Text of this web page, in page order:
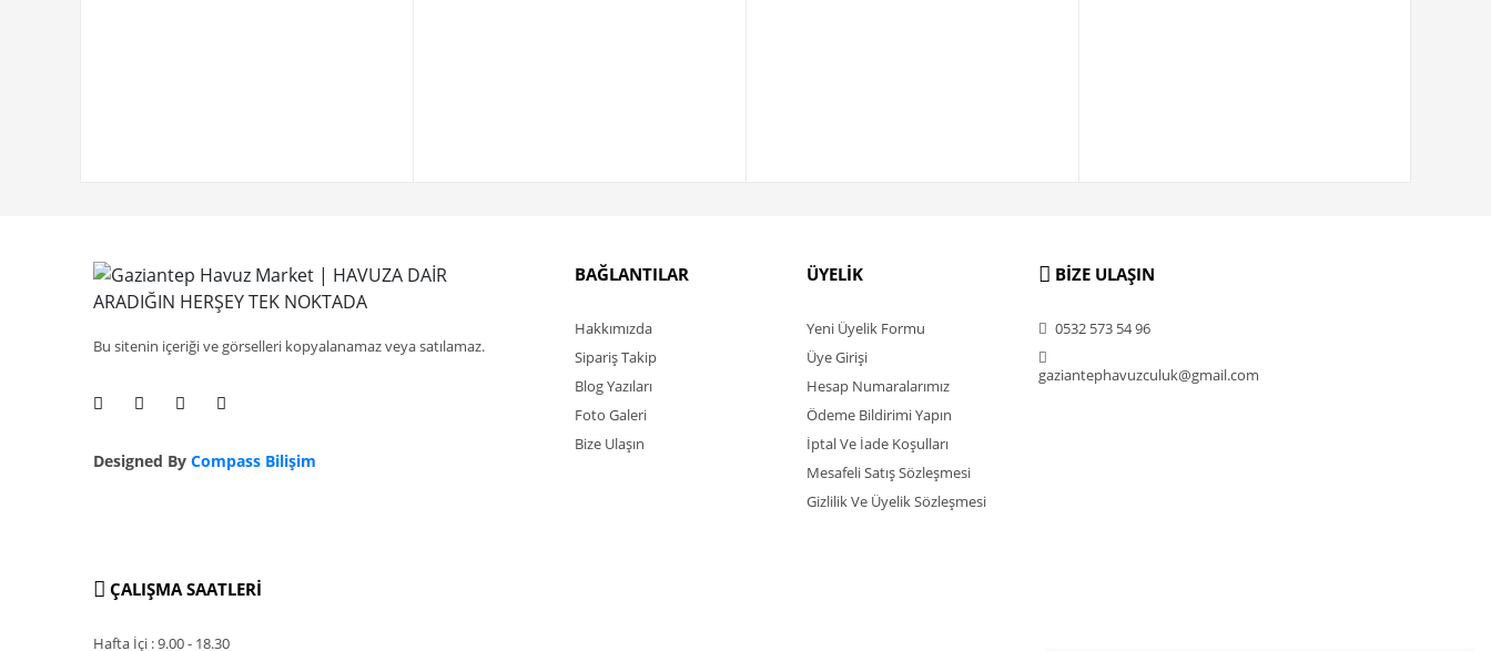
Bu sitenin içeriği ve görselleri kopyalanamaz veya satılamaz.
Designed By Compass Bilişim
BAĞLANTILAR
Hakkımızda
Sipariş Takip
Blog Yazıları
Foto Galeri
Bize Ulaşın
ÜYELİK
Yeni Üyelik Formu
Üye Girişi
Hesap Numaralarımız
Ödeme Bildirimi Yapın
İptal Ve İade Koşulları
Mesafeli Satış Sözleşmesi
Gizlilik Ve Üyelik Sözleşmesi
BİZE ULAŞIN
0532 573 54 96
gaziantephavuzculuk@gmail.com
ÇALIŞMA SAATLERİ
Hafta İçi : 9.00 - 18.30